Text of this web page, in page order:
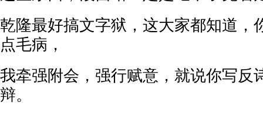
乾隆最好搞文字狱，这大家都知道，
点毛病，
我牵强附会，强行赋意，就说你写反
辩。